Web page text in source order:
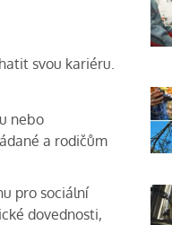
svou kariéru.
nebo
a rodičům
pro sociální
dovednosti,